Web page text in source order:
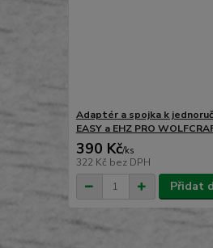
Adaptér a spojka k
EASY a EHZ PRO
390 Kč/ks
322 Kč bez DPH
Přidat